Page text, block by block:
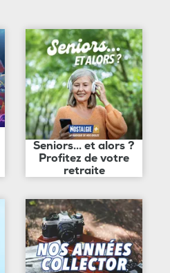
Seniors... et alors ?
Profitez de votre
retraite